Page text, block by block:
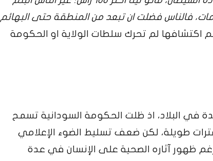
فالناس فضلت ان تبعد من المنطقة حتى البهائم
اكتشافها لم تحرك سلطات الولاية او الحكومة
في البلاد، اذ ظلت الحكومة السودانية تسمح
طويلة، لكن ضعف تسليط الضوء الإعلامي
ظهور آثاره الصحية على الإنسان في عدة